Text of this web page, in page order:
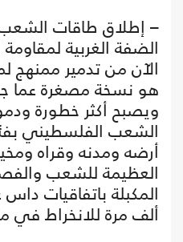
– إطلاق طاقات
الضفة الغربية
الآن من تدمير ممنهج
هو نسخة مصغرة عما
ويصبح أكثر خطورة
الشعب الفلسطيني
أرضه ومدنه وقراه
العظيمة للشعب
المكبلة باتفاقيات
ألف مرة للانخراط في